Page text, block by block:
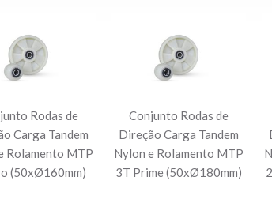
Rodas de
Carga Tandem
Rolamento MTP
(50xØ160mm)
Conjunto Rodas de
Direção Carga Tandem
Nylon e Rolamento MTP
3T Prime (50xØ180mm)